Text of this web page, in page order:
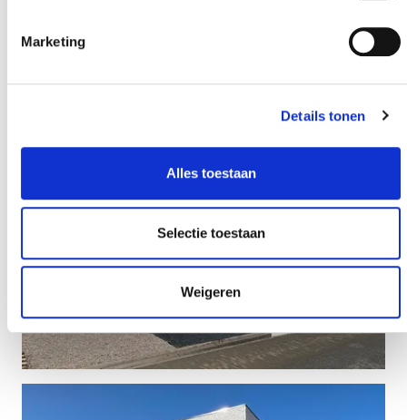
Marketing
Details tonen
Alles toestaan
Selectie toestaan
Weigeren